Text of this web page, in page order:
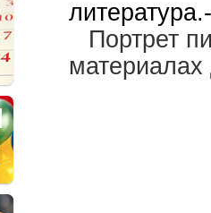
Портрет
материалах